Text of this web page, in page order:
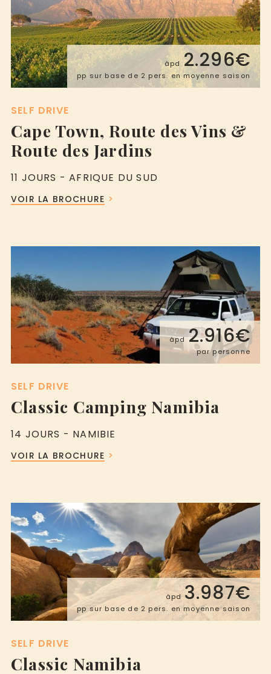
àpd2.296€
pp sur base de 2 pers. en moyenne saison
SELF DRIVE
Cape Town, Route des Vins &
Route des Jardins
11 JOURS - AFRIQUE DU SUD
VOIR LA BROCHURE
àpd2.916€
par personne
SELF DRIVE
Classic Camping Namibia
14 JOURS - NAMIBIE
VOIR LA BROCHURE
àpd3.987€
pp sur base de 2 pers. en moyenne saison
SELF DRIVE
Classic Namibia